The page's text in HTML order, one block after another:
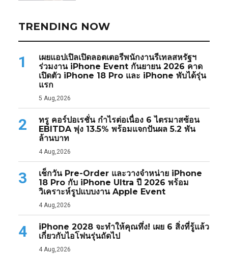
TRENDING NOW
1
เผยแอปเปิลเปิดลอตเตอรีพนักงานรีเทลสหรัฐฯ
ร่วมงาน iPhone Event กันยายน 2026 คาด
เปิดตัว iPhone 18 Pro และ iPhone พับได้รุ่น
แรก
5 Aug,2026
2
ทรู คอร์ปอเรชั่น กำไรต่อเนื่อง 6 ไตรมาสซ้อน
EBITDA พุ่ง 13.5% พร้อมแจกปันผล 5.2 พัน
ล้านบาท
4 Aug,2026
3
เช็กวัน Pre-Order และวางจำหน่าย iPhone
18 Pro กับ iPhone Ultra ปี 2026 พร้อม
วิเคราะห์รูปแบบงาน Apple Event
4 Aug,2026
4
iPhone 2028 จะทำให้คุณทึ่ง! เผย 6 สิ่งที่รู้แล้ว
เกี่ยวกับไอโฟนรุ่นถัดไป
4 Aug,2026